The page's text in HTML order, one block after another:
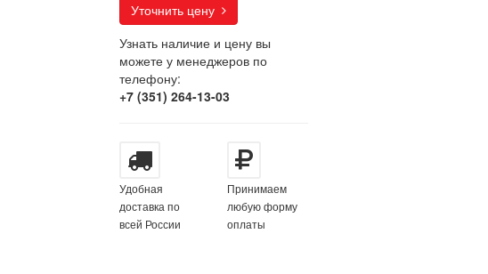
Уточнить цену
Узнать наличие и цену вы
можете у менеджеров по
телефону:
+7 (351) 264-13-03
Удобная
доставка по
всей России
Принимаем
любую форму
оплаты